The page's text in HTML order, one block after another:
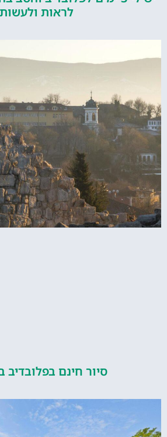
לראות ולעשות
סיור חינם בפלובדיב בולגריה